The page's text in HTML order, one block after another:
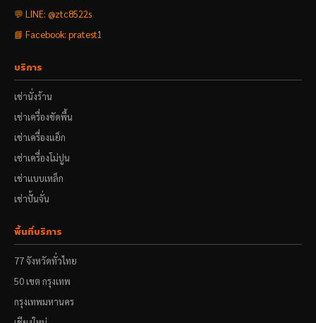
💬 LINE: @ztc8522s
📘 Facebook: pratest1
บริการ
เช่านั่งร้าน
เช่าเครื่องขัดพื้น
เช่าเครื่องแย็ก
เช่าเครื่องโม่ปูน
เช่าแบบเหล็ก
เช่าปั้นจั่น
พื้นที่บริการ
77 จังหวัดทั่วไทย
50 เขต กรุงเทพ
กรุงเทพมหานคร